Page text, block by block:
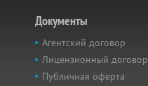
Документы
Агентский договор
Лицензионный договор
Публичная оферта